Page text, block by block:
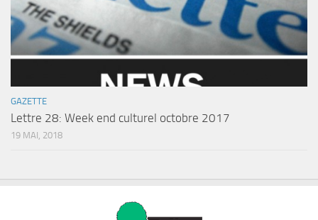
GAZETTE
Lettre 28: Week end culturel octobre 2017
19 MAI, 2018